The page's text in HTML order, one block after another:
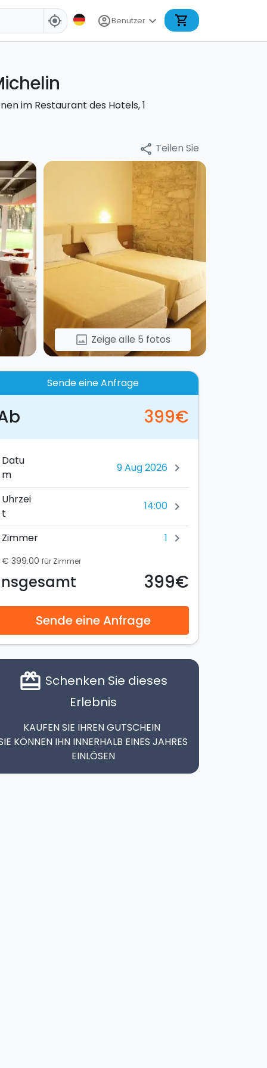
my_location account_circleBenutzer expand_more shopping_cart
im Restaurant des Hotels, 1
share Teilen Sie
image Zeige alle 5 fotos
Sende eine Anfrage
399€
Datu
m
chevron_right
Uhrzei
t
14:00 chevron_right
Zimmer 1 chevron_right
€ 399.00 für Zimmer
399€
Sende eine Anfrage
card_giftcard Schenken Sie dieses
Erlebnis
KAUFEN SIE IHREN GUTSCHEIN
KÖNNEN IHN INNERHALB EINES JAHRES
EINLÖSEN